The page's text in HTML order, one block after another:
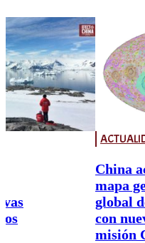
China
mapa
global
con
misión